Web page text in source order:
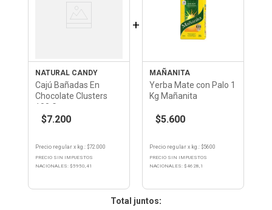
NATURAL CANDY
Cajú Bañadas En
Chocolate Clusters
100 Gr
$7.200
Precio regular x kg.: $72.000
PRECIO SIN IMPUESTOS
NACIONALES: $5950,41
+
MAÑANITA
Yerba Mate con Palo 1
Kg Mañanita
$5.600
Precio regular x kg.: $5600
PRECIO SIN IMPUESTOS
NACIONALES: $4628,1
: